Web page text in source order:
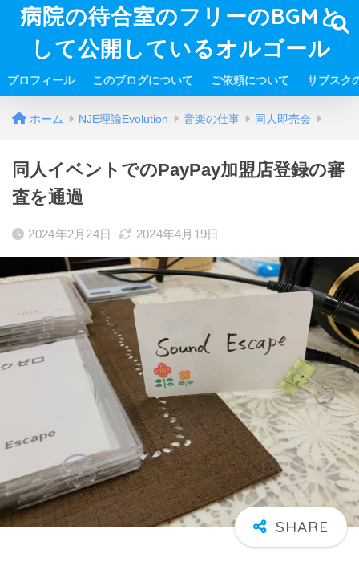
病院の待合室のフリーのBGMと
して公開しているオルゴール
プロフィール このブログについて ご依頼について サブスク
ホーム NJE理論Evolution 音楽の仕事 同人即売会
同人イベントでのPayPay加盟店登録の審
査を通過
2024年2月24日 2024年4月19日